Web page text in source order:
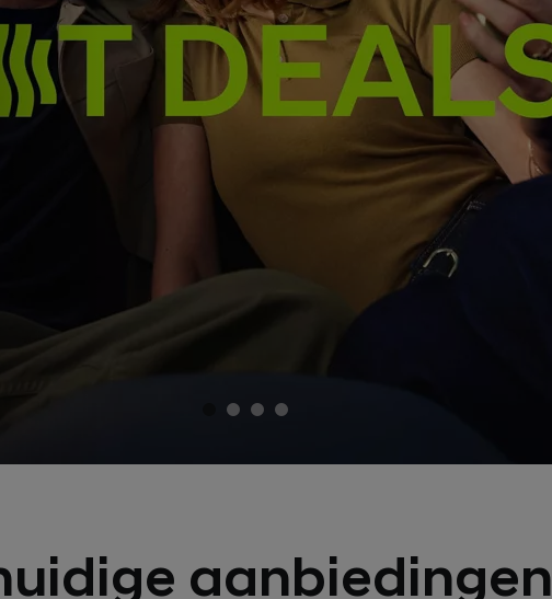
aanbiedingen